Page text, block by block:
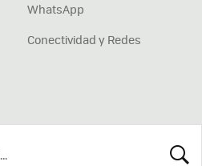
WhatsApp
Conectividad y Redes